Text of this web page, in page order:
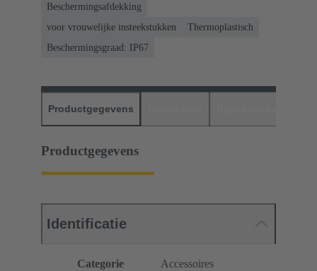
Beschermingsafdekking
voor vrouwelijke insteekstukken
Thermoplastisch
Beschermingsgraad: IP67
Productgegevens
Productgegevens
Identificatie
Categorie Accessoires